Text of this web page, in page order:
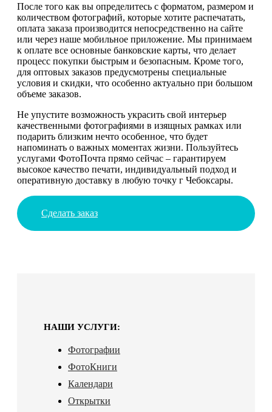
После того как вы определитесь с форматом, размером и
количеством фотографий, которые хотите распечатать,
оплата заказа производится непосредственно на сайте
или через наше мобильное приложение. Мы принимаем
к оплате все основные банковские карты, что делает
процесс покупки быстрым и безопасным. Кроме того,
для оптовых заказов предусмотрены специальные
условия и скидки, что особенно актуально при большом
объеме заказов.
Не упустите возможность украсить свой интерьер
качественными фотографиями в изящных рамках или
подарить близким нечто особенное, что будет
напоминать о важных моментах жизни. Пользуйтесь
услугами ФотоПочта прямо сейчас – гарантируем
высокое качество печати, индивидуальный подход и
оперативную доставку в любую точку г Чебоксары.
Сделать заказ
НАШИ УСЛУГИ:
Фотографии
ФотоКниги
Календари
Открытки